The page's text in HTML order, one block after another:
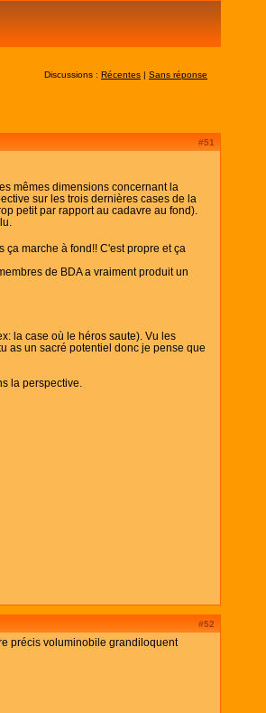
Discussions : Récentes | Sans réponse
#51
mêmes dimensions concernant la
sur les trois dernières cases de la
petit par rapport au cadavre au fond).
marche à fond!! C'est propre et ça
de BDA a vraiment produit un
la case où le héros saute). Vu les
as un sacré potentiel donc je pense que
la perspective.
#52
précis voluminobile grandiloquent